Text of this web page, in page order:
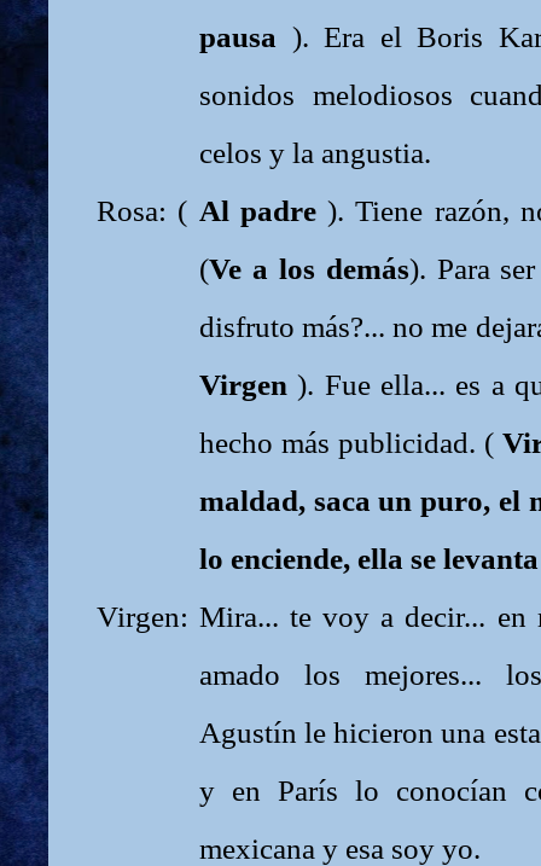
pausa ). Era el Boris
sonidos melodiosos
celos y la angustia.
Rosa: ( Al padre). Tiene razón,
(Ve a los demás). Para
disfruto más?... no me
Virgen). Fue ella... es a
hecho más publicidad. (
maldad, saca un puro, el
lo enciende, ella se levanta
Virgen: Mira... te voy a decir... en
amado los mejores...
Agustín le hicieron una
y en París lo conocían
mexicana y esa soy yo.